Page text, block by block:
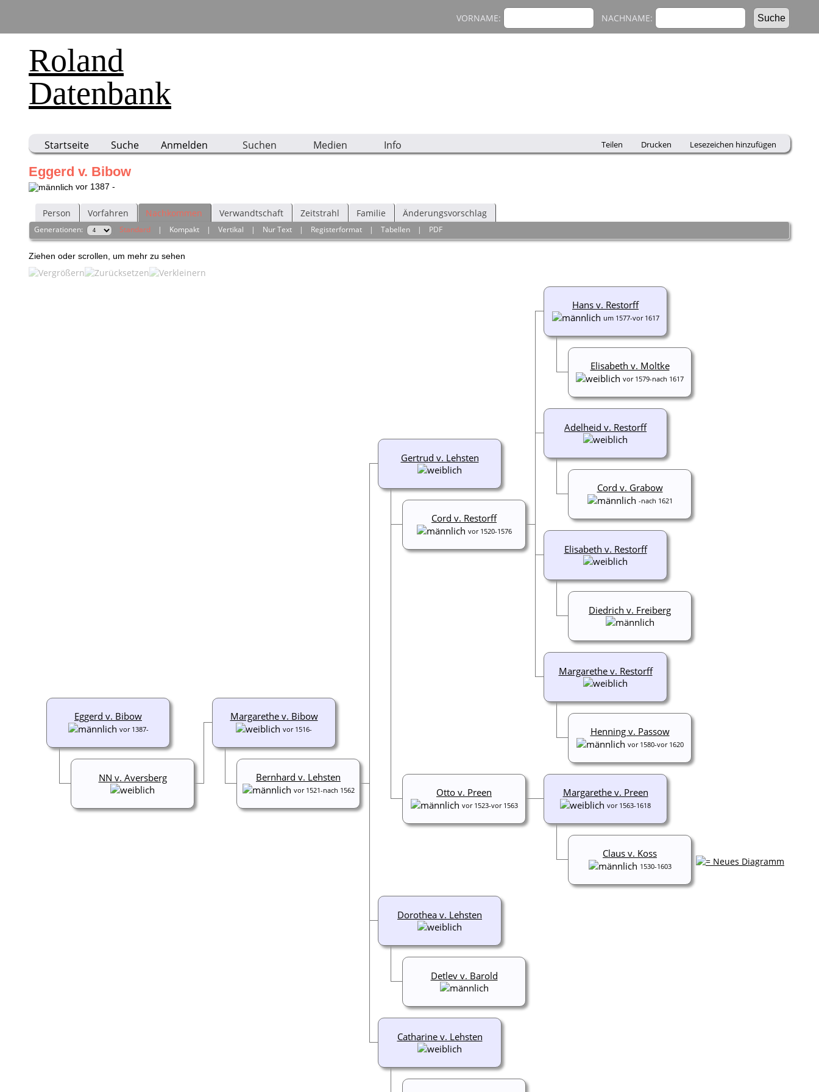
Roland
Datenbank
VORNAME: NACHNAME:
Startseite Suche Anmelden Suchen Medien Info Teilen Drucken Lesezeichen hinzufügen
Eggerd v. Bibow
vor 1387 -
Person Vorfahren Nachkommen Verwandtschaft Zeitstrahl Familie Änderungsvorschlag
Generationen: Standard | Kompakt |Vertikal | Nur Text | Registerformat |Tabellen | PDF
Ziehen oder scrollen, um mehr zu sehen
Hans v. Restorff
um 1577-vor 1617
Elisabeth v. Moltke
vor 1579-nach 1617
Adelheid v. Restorff
Cord v. Grabow
-nach 1621
Elisabeth v. Restorff
Diedrich v. Freiberg
Margarethe v. Restorff
Henning v. Passow
vor 1580-vor 1620
Gertrud v. Lehsten
Cord v. Restorff
vor 1520-1576
Margarethe v. Preen
vor 1563-1618
Claus v. Koss
1530-1603
Otto v. Preen
vor 1523-vor 1563
Dorothea v. Lehsten
Detlev v. Barold
Catharine v. Lehsten
Margarethe v. Bibow
vor 1516-
Bernhard v. Lehsten
vor 1521-nach 1562
Eggerd v. Bibow
vor 1387-
NN v. Aversberg